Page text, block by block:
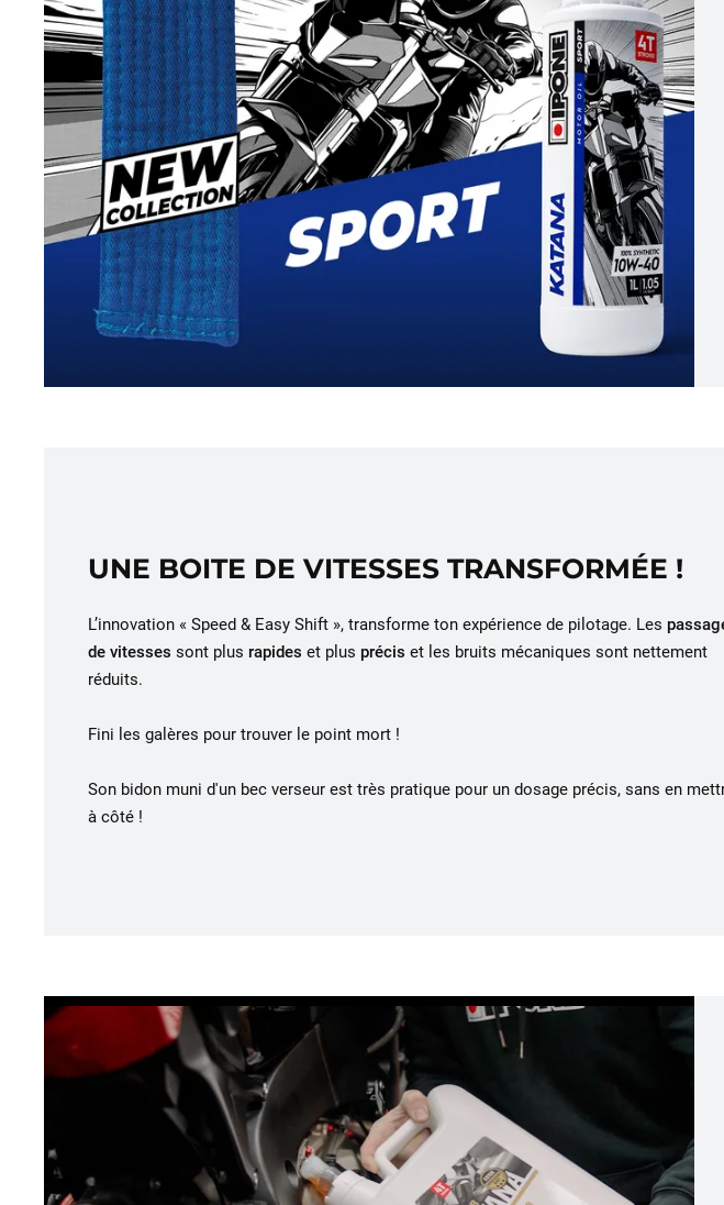
UNE BOITE DE VITESSES TRANSFORMÉE !
L’innovation « Speed & Easy Shift », transforme ton expérience de pilotage. Les
de vitesses sont plus rapides et plus précis et les bruits mécaniques sont nettement
réduits.
Fini les galères pour trouver le point mort !
Son bidon muni d'un bec verseur est très pratique pour un dosage précis, sans en
à côté !